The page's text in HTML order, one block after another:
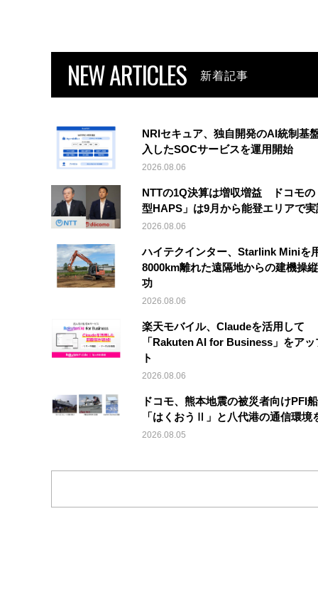
NEW ARTICLES 新着記事
NRIセキュア、独自開発のAI統制基
入したSOCサービスを運用開始
2026.08.06
NTTの1Q決算は増収増益 ドコモの
型HAPS」は9月から能登エリアで実
2026.08.06
ハイテクインター、Starlink Miniを
8000km離れた遠隔地からの建機操
功
2026.08.06
楽天モバイル、Claudeを活用して
「Rakuten AI for Business」をアッ
ト
2026.08.06
ドコモ、熊本地震の被災者向けPFI
「はくおうⅡ」と八代港の通信環境
2026.08.05